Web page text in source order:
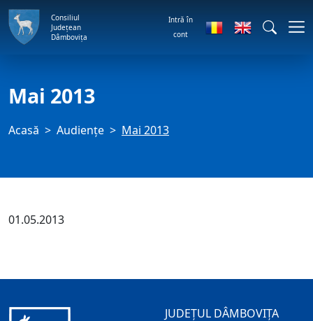
Consiliul
Județean
Dâmbovița
Intră în
cont
Mai 2013
Acasă Audienţe Mai 2013
01.05.2013
JUDEȚUL DÂMBOVIȚA